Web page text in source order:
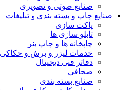
صنایع صوتی و تصویری
صنایع چاپ و بسته بندی و تبلیغات
پاکت سازی
تابلو سازی ها
چاپخانه ها و چاپ بنر
خدمات لیزر و برش و حکاکی
دفاتر فنی دیجیتال
صحافی
صنایع بسته بندی